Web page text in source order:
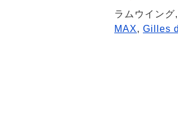
ラムウイン
MAX, Gilles